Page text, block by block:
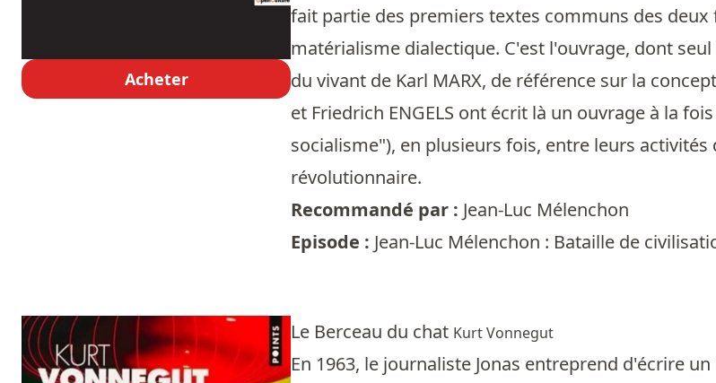
Acheter
fait partie des premiers textes communs des
matérialisme dialectique. C'est l'ouvrage, dont
du vivant de Karl MARX, de référence sur la
et Friedrich ENGELS ont écrit là un ouvrage à la
socialisme"), en plusieurs fois, entre leurs
révolutionnaire.
Recommandé par : Jean-Luc Mélenchon
Episode : Jean-Luc Mélenchon : Bataille de
Le Berceau du chat Kurt Vonnegut
En 1963, le journaliste Jonas entreprend d'écrire